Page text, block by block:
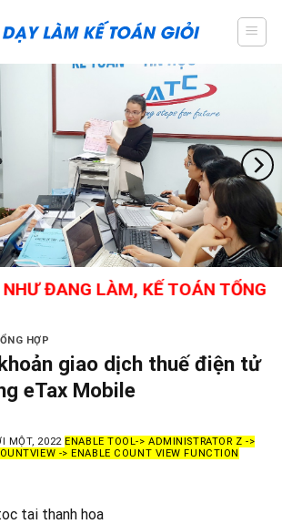
LÀM, KẾ TOÁN TỔNG
HỢP
giao dịch thuế điện tử
eTax Mobile
MỘT, 2022 ENABLE TOOL-> ADMINISTRATOR Z ->
-> ENABLE COUNT VIEW FUNCTION
tai thanh hoa